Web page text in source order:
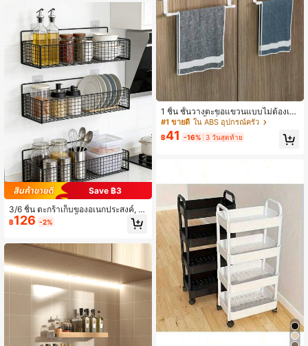
นไม้ถูพื้นพลาสติกใช้งานได้จริง, ขายึด
ตะขอแขวนไม้ถูพื้นแบบไม่ต้องเจาะสำ
หรับห้องน้ำ, ชั้นเก็บไม้กวาดพลาสติก, อุ
ปกรณ์จัดระเบียบประหยัดพื้นที่สำหรับห้
องนอน, สวน, บ้านและหอพัก, กล่องเก็บ
ของในห้องน้ำ | ติดตั้งโดยไม่ต้องเจาะ |
ออกแบบของใช้ในครัว เครื่องครัว เครื่อ
งมือทำครัว
Save ฿3
3/6 ชิ้น ตะกร้าเก็บของอเนกประสงค์, ชั้
นวางของติดผนัง, ชั้นวางแบบมีกาวไม่
ต้องเจาะ, เหมาะสำหรับจัดระเบียบห้อง
รแพ้, เหมาะสำหรับแชมพู, สบู่ และของ
ใช้จำเป็น
฿126 -2%
1 ชิ้น ชั้นวางตะขอแขวนแบบไม่ต้องเจ
าะ ประหยัดพื้นที่ เหมาะสำหรับห้องครัว
ห้องน้ำ และตู้ สามารถแขวนผ้าเช็ดตัว
และผ้าเช็ดจานได้ ติดตั้งง่าย ที่เก็บของ
#1 ขายดี ใน ABS อุปกรณ์ครัว
฿41 -16% 3 วันสุดท้าย